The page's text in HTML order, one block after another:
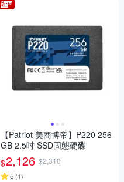
【Patriot 美商博帝】P220 256
GB 2.5吋 SSD固態硬碟
$2,126 $2,310
5 (1)